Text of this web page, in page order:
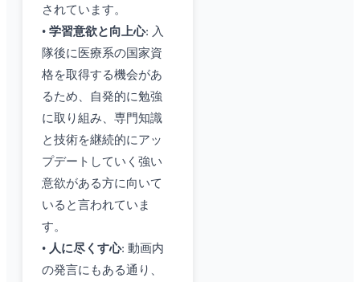
されています。
• 学習意欲と向上心: 入
隊後に医療系の国家資
格を取得する機会があ
るため、自発的に勉強
に取り組み、専門知識
と技術を継続的にアッ
プデートしていく強い
意欲がある方に向いて
いると言われていま
す。
• 人に尽くす心: 動画内
の発言にもある通り、